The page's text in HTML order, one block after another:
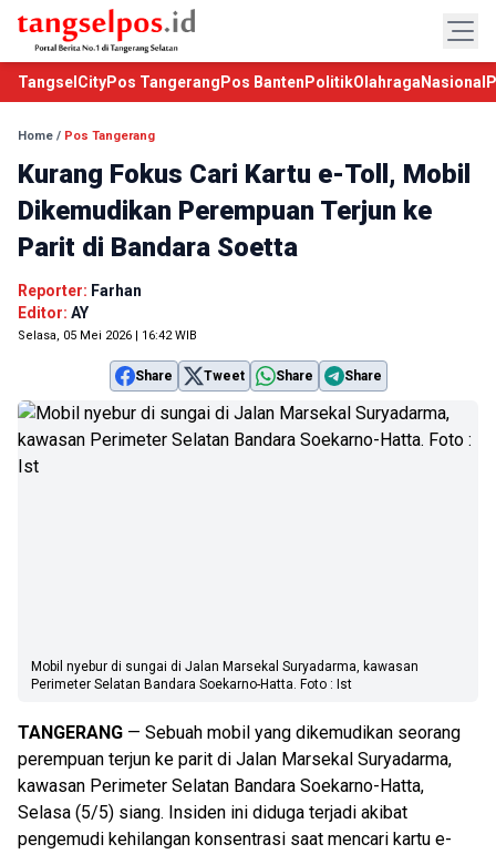
TangselCityPos Tangerang Pos Banten PolitikOlahraga Nasional
Home / Pos Tangerang
Kurang Fokus Cari Kartu e-Toll, Mobil
Dikemudikan Perempuan Terjun ke
Parit di Bandara Soetta
Reporter: Farhan
Editor: AY
Selasa, 05 Mei 2026 | 16:42 WIB
Share Tweet Share Share
Mobil nyebur di sungai di Jalan Marsekal Suryadarma, kawasan
Perimeter Selatan Bandara Soekarno-Hatta. Foto : Ist
TANGERANG — Sebuah mobil yang dikemudikan seorang
perempuan terjun ke parit di Jalan Marsekal Suryadarma,
kawasan Perimeter Selatan Bandara Soekarno-Hatta,
Selasa (5/5) siang. Insiden ini diduga terjadi akibat
pengemudi kehilangan konsentrasi saat mencari kartu e-